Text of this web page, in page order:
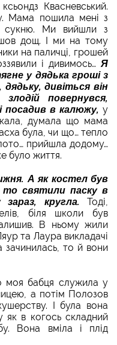
Квасневський.
Мама пошила мені з
сукню. Ми вийшли з
дощ. І ми на тому
на паличці, грошей
і дивимось… Я
у дядька гроші з
дивіться він
повернувся,
посадив в калюжу, у
думала що мама
була, чи що… тепло
прийшла додому…
було життя.
А як костел був
то святили паску в
кругла. Тоді,
біля школи був
В ньому жили
та Лаура викладачі
зачинилась, то й вони
моя бабця служила у
а потім Полозов
І була вона
в когось складний
Вона вміла і плід